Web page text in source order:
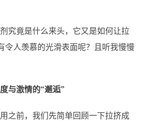
究竟是什么来头，它又是如何让拉
令人羡慕的光滑表面呢？且听我慢慢
与激情的“邂逅”
之前，我们先简单回顾一下拉挤成